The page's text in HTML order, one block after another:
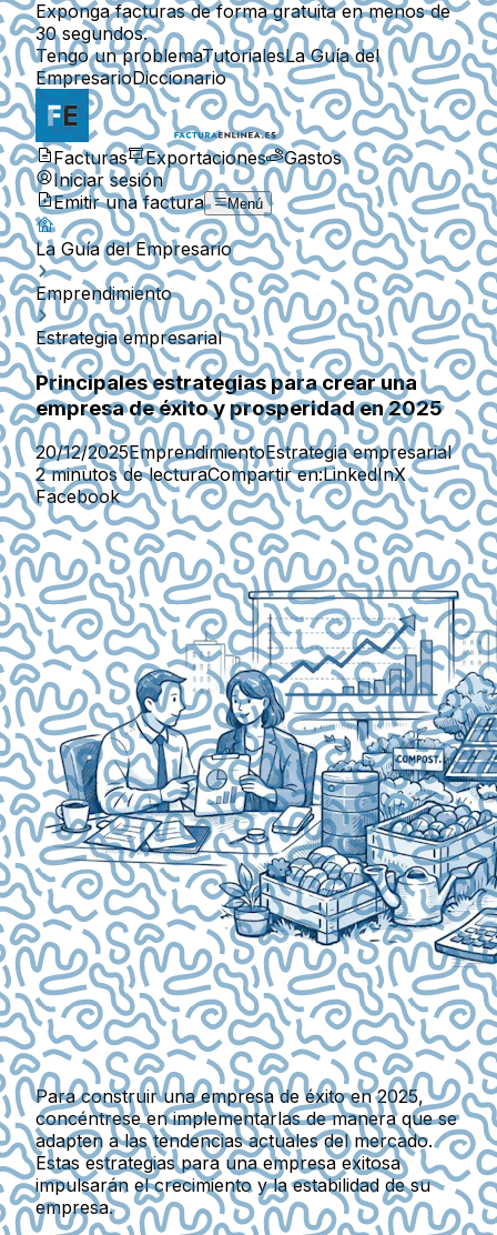
Exponga facturas de forma gratuita en menos de
30 segundos.
Tengo un problemaTutorialesLa Guía del
EmpresarioDiccionario
Facturas Exportaciones
Gastos
Iniciar sesión
Emitir una factura
Menú
La Guía del Empresario
Emprendimiento
Estrategia empresarial
Principales estrategias para crear una
empresa de éxito y prosperidad en 2025
20/12/2025EmprendimientoEstrategia empresarial
2 minutos de lecturaCompartir en:LinkedInX
Facebook
Para construir una empresa de éxito en 2025,
concéntrese en implementarlas de manera que se
adapten a las tendencias actuales del mercado.
Estas estrategias para una empresa exitosa
impulsarán el crecimiento y la estabilidad de su
empresa.